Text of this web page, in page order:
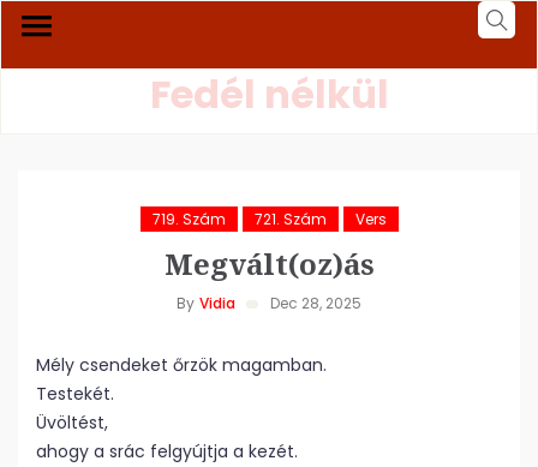
Fedél nélkül
719. Szám 721. Szám Vers
Megvált(oz)ás
By Vidia Dec 28, 2025
Mély csendeket őrzök magamban.
Testekét.
Üvöltést,
ahogy a srác felgyújtja a kezét.